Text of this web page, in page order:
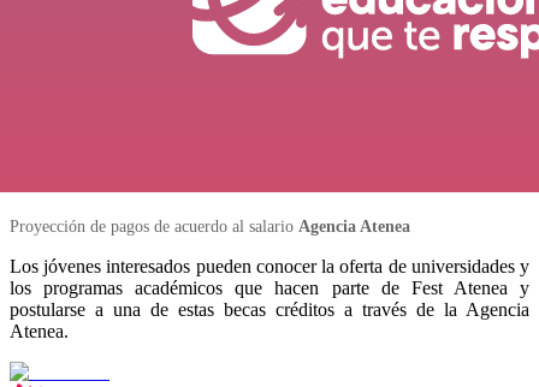
Proyección de pagos de acuerdo al salario Agencia Atenea
Los jóvenes interesados pueden conocer la oferta de universidades y
los programas académicos que hacen parte de Fest Atenea y
postularse a una de estas becas créditos a través de la Agencia
Atenea.